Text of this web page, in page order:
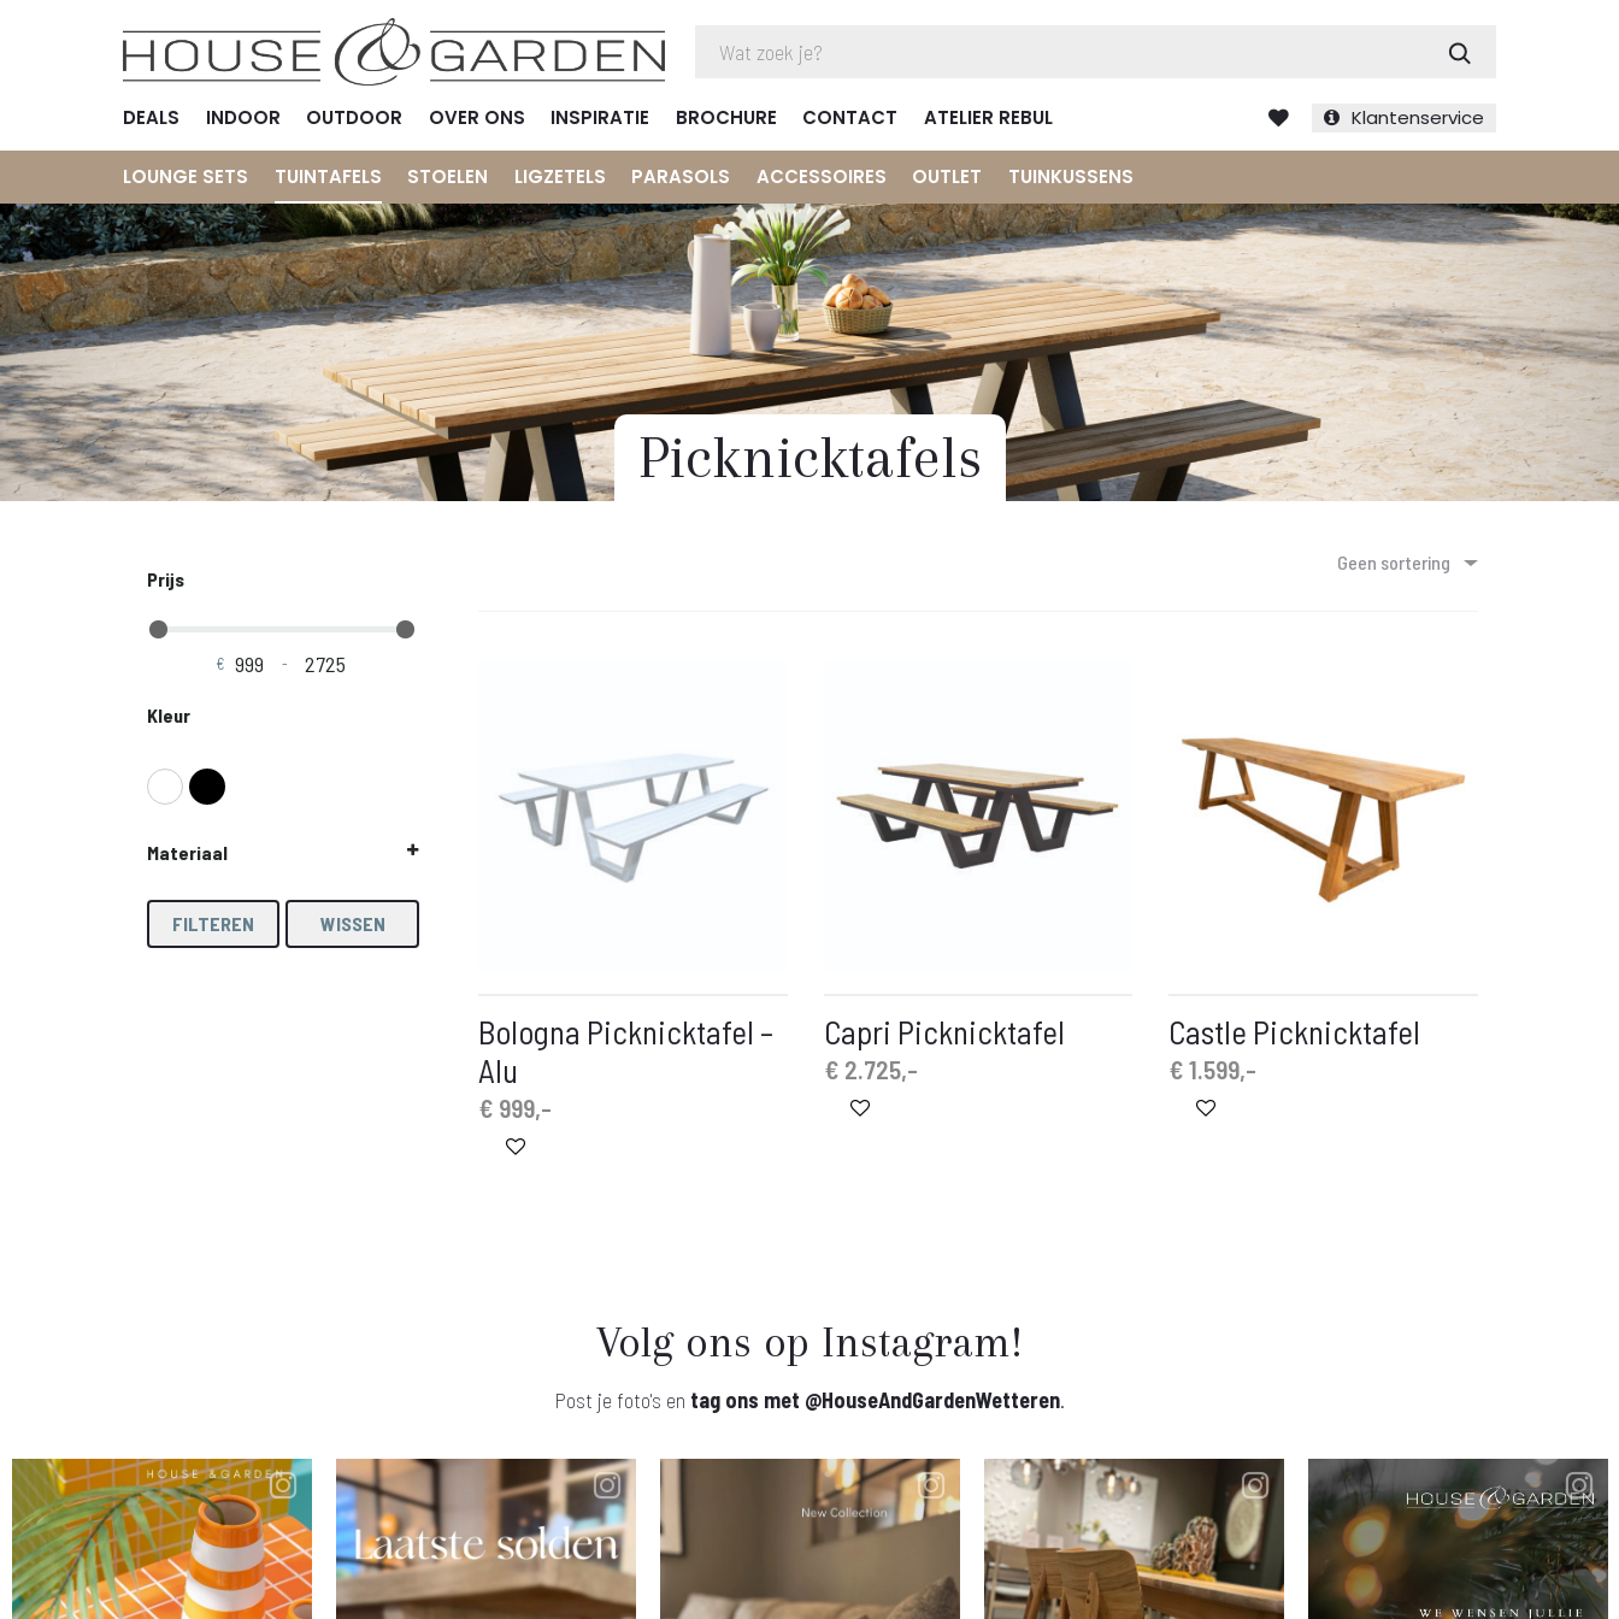
DEALS INDOOR OUTDOOR OVER ONS INSPIRATIE BROCHURE CONTACT ATELIER REBUL Klantenservice
LOUNGE SETS TUINTAFELS STOELEN LIGZETELS PARASOLS ACCESSOIRES OUTLET TUINKUSSENS
Picknicktafels
Geen sortering
Bologna Picknicktafel –
Alu
€ 999,-
Capri Picknicktafel
€ 2.725,-
Castle Picknicktafel
€1.599,-
Prijs
€
Minimale prijs
-
Maximale prijs
Kleur
Materiaal
Teak
FILTEREN WISSEN
Volg ons op Instagram!
Post je foto's en tag ons met @HouseAndGardenWetteren.